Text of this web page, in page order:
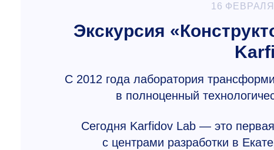
16
Экскурсия
С 2012 года лаборатория
в полноценный
Сегодня Karfidov Lab — это
с центрами разработки в